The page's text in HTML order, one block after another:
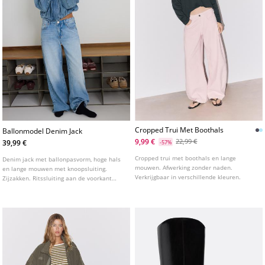
Ballonmodel Denim Jack
39,99 €
Denim jack met ballonpasvorm, hoge hals
en lange mouwen met knoopsluiting.
Zijzakken. Ritssluiting aan de voorkant
Cropped Trui Met Boothals
9,99 €
-57% 22,99 €
Cropped trui met boothals en lange
mouwen. Afwerking zonder naden.
Verkrijgbaar in verschillende kleuren.